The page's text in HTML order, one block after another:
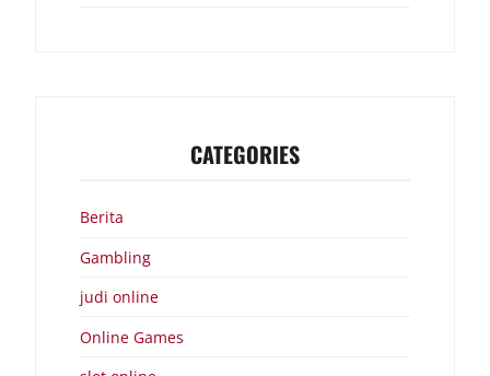
CATEGORIES
Berita
Gambling
judi online
Online Games